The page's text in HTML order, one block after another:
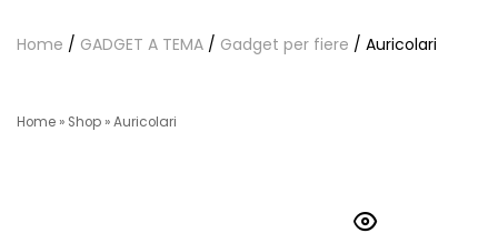
Home / GADGET A TEMA / Gadget per fiere / Auricolari
Home » Shop »Auricolari